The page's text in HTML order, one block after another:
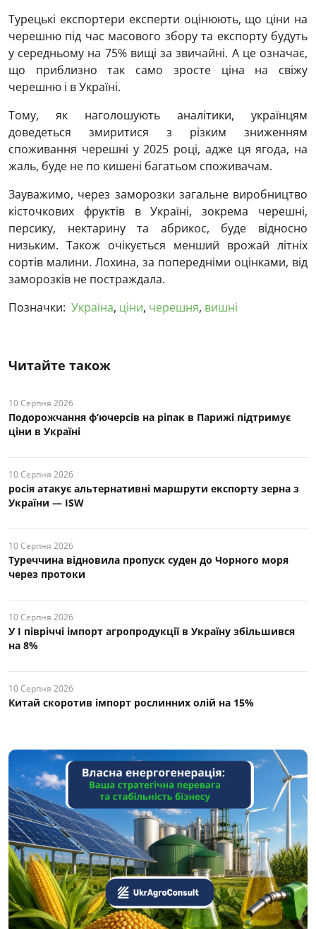
Турецькі експортери експерти оцінюють, що ціни на
черешню під час масового збору та експорту будуть
у середньому на 75% вищі за звичайні. А це означає,
що приблизно так само зросте ціна на свіжу
черешню і в Україні.
Тому, як наголошують аналітики, українцям
доведеться змиритися з різким зниженням
споживання черешні у 2025 році, адже ця ягода, на
жаль, буде не по кишені багатьом споживачам.
Зауважимо, через заморозки загальне виробництво
кісточкових фруктів в Україні, зокрема черешні,
персику, нектарину та абрикос, буде відносно
низьким. Також очікується менший врожай літніх
сортів малини. Лохина, за попередніми оцінками, від
заморозків не постраждала.
Позначки: Україна, ціни, черешня, вишні
Читайте також
10 Серпня 2026
Подорожчання ф’ючерсів на ріпак в Парижі підтримує
ціни в Україні
10 Серпня 2026
росія атакує альтернативні маршрути експорту зерна з
України — ISW
10 Серпня 2026
Туреччина відновила пропуск суден до Чорного моря
через протоки
10 Серпня 2026
У І півріччі імпорт агропродукції в Україну збільшився
на 8%
10 Серпня 2026
Китай скоротив імпорт рослинних олій на 15%